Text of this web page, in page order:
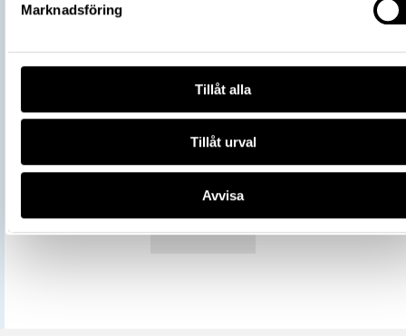
Marknadsföring
Tillåt alla
Tillåt urval
Avvisa
URI
https://samlingar.shm.se/object/
All textinformation (metadata) på denna sida är fri att använda
Mer information om licenser hos Statens historiska museer.